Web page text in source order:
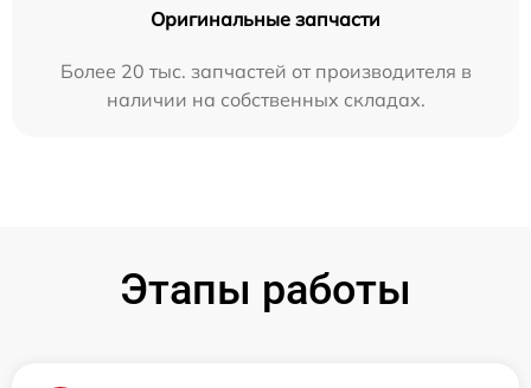
Оригинальные запчасти
Более 20 тыс. запчастей от производителя в
наличии на собственных складах.
Этапы работы